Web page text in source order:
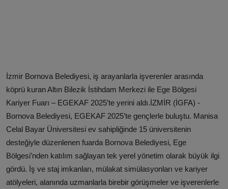
İzmir Bornova Belediyesi, iş arayanlarla işverenler arasında
köprü kuran Altın Bilezik İstihdam Merkezi ile Ege Bölgesi
Kariyer Fuarı – EGEKAF 2025’te yerini aldı.İZMİR (İGFA) -
Bornova Belediyesi, EGEKAF 2025’te gençlerle buluştu. Manisa
Celal Bayar Üniversitesi ev sahipliğinde 15 üniversitenin
desteğiyle düzenlenen fuarda Bornova Belediyesi, Ege
Bölgesi’nden katılım sağlayan tek yerel yönetim olarak büyük ilgi
gördü. İş ve staj imkanları, mülakat simülasyonları ve kariyer
atölyeleri, alanında uzmanlarla birebir görüşmeler ve işverenlerle